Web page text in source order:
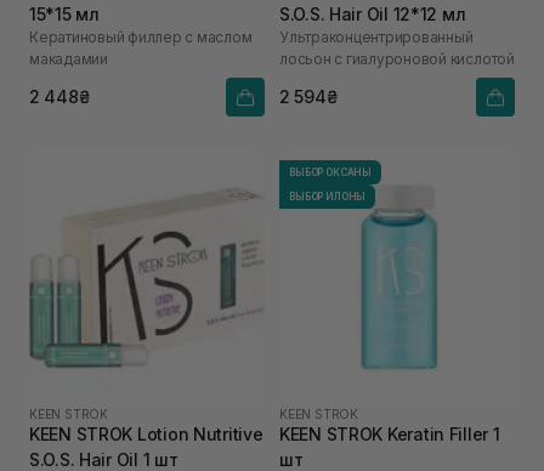
15*15 мл
Кератиновый филлер с маслом
макадамии
2 448₴
S.O.S. Hair Oil 12*12 мл
Ультраконцентрированный
лосьон с гиалуроновой кислотой
2 594₴
KEEN STROK
KEEN STROK Lotion Nutritive
S.O.S. Hair Oil 1 шт
ВЫБОР ОКСАНЫ
ВЫБОР ИЛОНЫ
KEEN STROK
KEEN STROK Keratin Filler 1
шт